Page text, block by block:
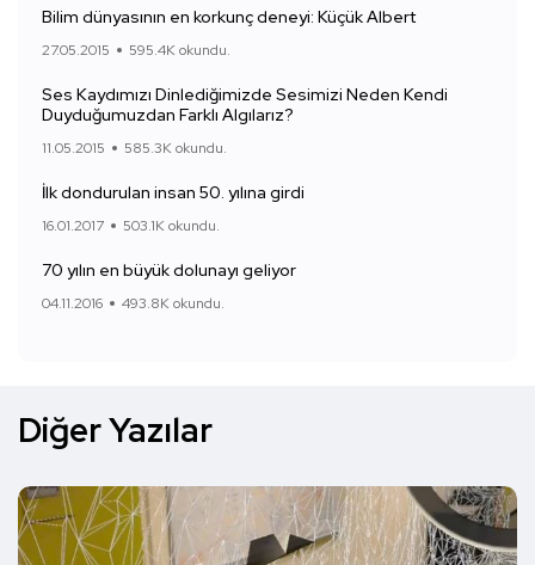
Bilim dünyasının en korkunç deneyi: Küçük Albert
27.05.2015 595.4K okundu.
Ses Kaydımızı Dinlediğimizde Sesimizi Neden Kendi
Duyduğumuzdan Farklı Algılarız?
11.05.2015 585.3K okundu.
İlk dondurulan insan 50. yılına girdi
16.01.2017 503.1K okundu.
70 yılın en büyük dolunayı geliyor
04.11.2016 493.8K okundu.
Diğer Yazılar